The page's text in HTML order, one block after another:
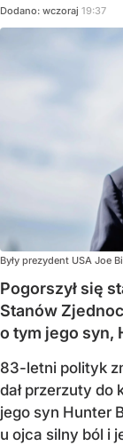
Dodano: wczoraj 19:37
Były prezydent USA Joe
Pogorszył się
Stanów
o tym jego syn,
83-letni polityk
dał przerzuty do
jego syn Hunter
u ojca silny ból i